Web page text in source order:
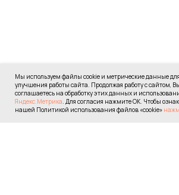
Мы используем файлы cookie и метрические данные для
улучшения работы сайта. Продолжая работу с сайтом,
соглашаетесь на обработку этих данных и
Яндекс.Метрика. Для согласия нажмите ОК. Чтобы
нашей Политикой использования файлов «cookie»